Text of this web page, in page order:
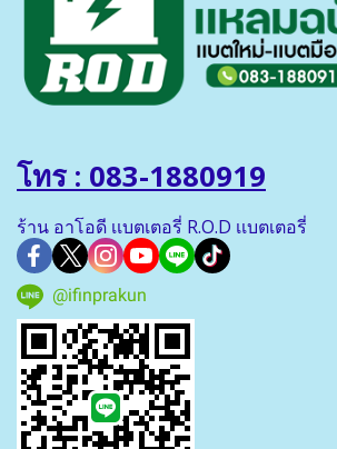
โทร : 083-1880919
ร้าน อาโอดี เเบตเตอรี่ R.O.D เเบตเตอรี่
@ifinprakun